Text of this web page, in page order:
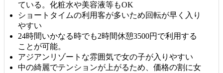
ている。化粧水や美容液等もOK
ショートタイムの利用客が多いため回転が早く入り
やすい
24時間いかなる時でも2時間休憩3500円で利用する
ことが可能。
アジアンリゾートな雰囲気で女の子が入りやすい
中の綺麗でテンションが上がるため、価格の割に女